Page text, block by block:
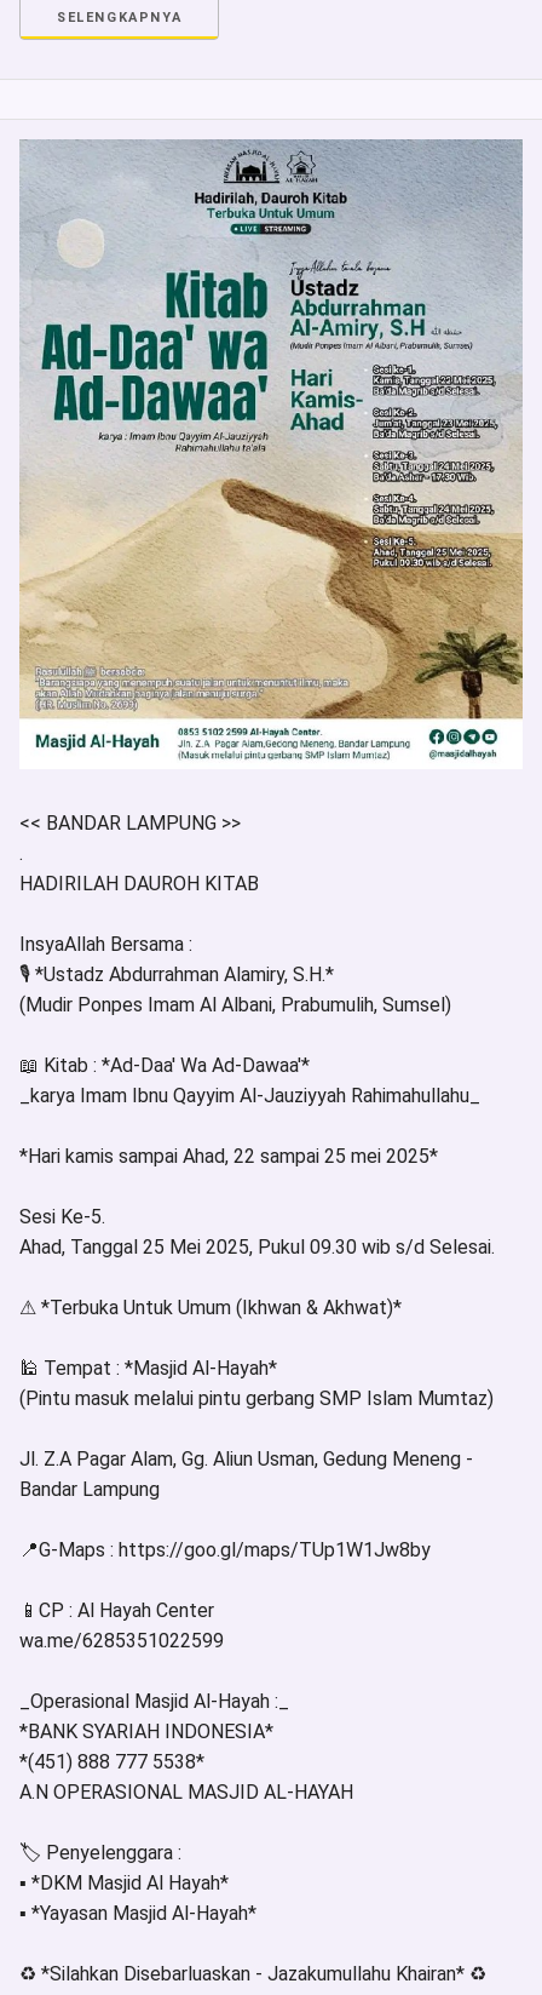
SELENGKAPNYA
<< BANDAR LAMPUNG >>
.
HADIRILAH DAUROH KITAB
InsyaAllah Bersama :
🎙 *Ustadz Abdurrahman Alamiry, S.H.*
(Mudir Ponpes Imam Al Albani, Prabumulih, Sumsel)
📖 Kitab : *Ad-Daa' Wa Ad-Dawaa'*
_karya Imam Ibnu Qayyim Al-Jauziyyah Rahimahullahu_
*Hari kamis sampai Ahad, 22 sampai 25 mei 2025*
Sesi Ke-5.
Ahad, Tanggal 25 Mei 2025, Pukul 09.30 wib s/d Selesai.
⚠ *Terbuka Untuk Umum (Ikhwan & Akhwat)*
🕌 Tempat : *Masjid Al-Hayah*
(Pintu masuk melalui pintu gerbang SMP Islam Mumtaz)
Jl. Z.A Pagar Alam, Gg. Aliun Usman, Gedung Meneng -
Bandar Lampung
📍G-Maps : https://goo.gl/maps/TUp1W1Jw8by
📱CP : Al Hayah Center
wa.me/6285351022599
_Operasional Masjid Al-Hayah :_
*BANK SYARIAH INDONESIA*
*(451) 888 777 5538*
A.N OPERASIONAL MASJID AL-HAYAH
🏷 Penyelenggara :
▪ *DKM Masjid Al Hayah*
▪ *Yayasan Masjid Al-Hayah*
♻️ *Silahkan Disebarluaskan - Jazakumullahu Khairan* ♻️